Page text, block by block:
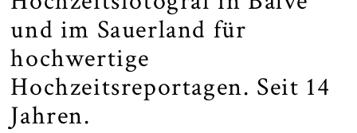
und im Sauerland für
hochwertige
Hochzeitsreportagen. Seit 14
Jahren.